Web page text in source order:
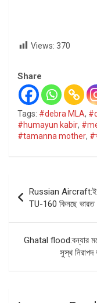
Views: 370
Share
Tags: #debra MLA,
#humayun kabir,
#tamanna mother,
Post
navigation
Russian
TU-160 কিনছে ভারত
Ghatal flood:বন্যার
সুস্থ নিরাপদ